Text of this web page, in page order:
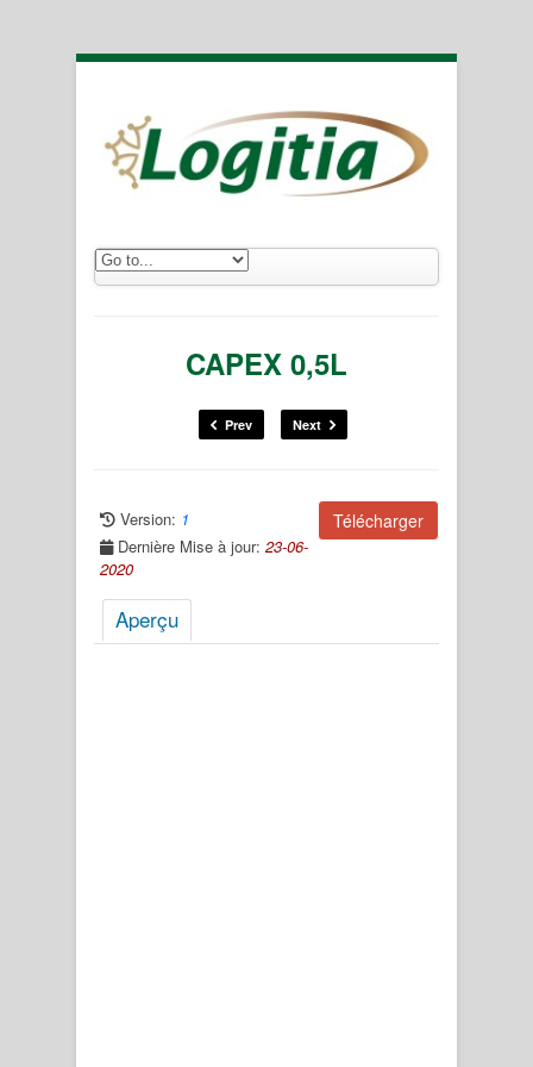
CAPEX 0,5L
Prev Next
Télécharger
Version: 1
Dernière Mise à jour: 23-06-
2020
Aperçu